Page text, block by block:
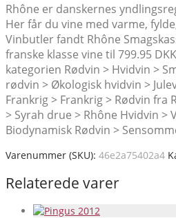
Rhône er danskernes
Her får du vine med varme,
Vinbutler fandt Rhône
franske klasse vine til 799.95
kategorien Rødvin > Hvidvin >
rødvin > Økologisk hvidvin >
Frankrig > Frankrig > Rødvin fra
> Syrah drue > Rhône Hvidvin >
Biodynamisk Rødvin >
Varenummer (SKU): 46e2a75402a4
Relaterede varer